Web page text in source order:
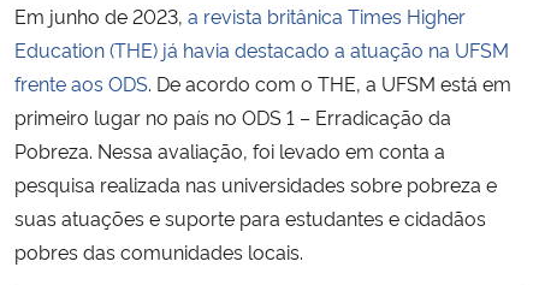
Em junho de 2023, a revista britânica Times Higher
Education (THE) já havia destacado a atuação na UFSM
frente aos ODS. De acordo com o THE, a UFSM está em
primeiro lugar no país no ODS 1 – Erradicação da
Pobreza. Nessa avaliação, foi levado em conta a
pesquisa realizada nas universidades sobre pobreza e
suas atuações e suporte para estudantes e cidadãos
pobres das comunidades locais.